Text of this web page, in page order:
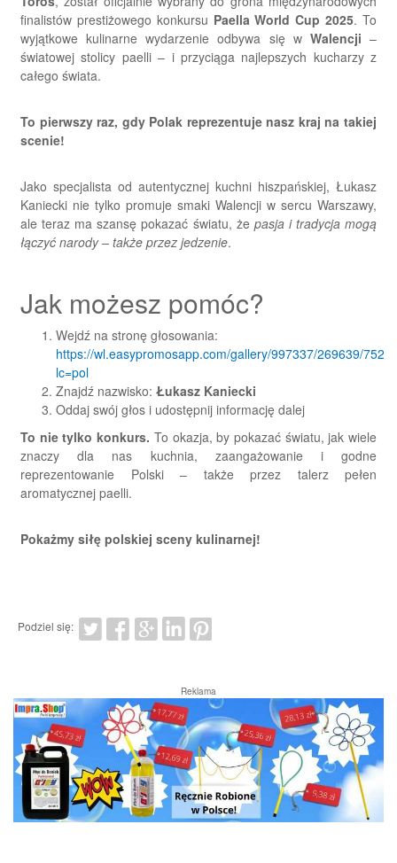
finalistów prestiżowego konkursu Paella World Cup 2025. To
wyjątkowe kulinarne wydarzenie odbywa się w Walencji –
światowej stolicy paelli – i przyciąga najlepszych kucharzy z
całego świata.
To pierwszy raz, gdy Polak reprezentuje nasz kraj na takiej
scenie!
Jako specjalista od autentycznej kuchni hiszpańskiej, Łukasz
Kaniecki nie tylko promuje smaki Walencji w sercu Warszawy,
ale teraz ma szansę pokazać światu, że pasja i tradycja mogą
łączyć narody – także przez jedzenie.
Jak możesz pomóc?
Wejdź na stronę głosowania:
https://wl.easypromosapp.com/gallery/997337/269639/
lc=pol
Znajdź nazwisko: Łukasz Kaniecki
Oddaj swój głos i udostępnij informację dalej
To nie tylko konkurs. To okazja, by pokazać światu, jak wiele
znaczy dla nas kuchnia, zaangażowanie i godne
reprezentowanie Polski – także przez talerz pełen
aromatycznej paelli.
Pokażmy siłę polskiej sceny kulinarnej!
Podziel się:
Reklama